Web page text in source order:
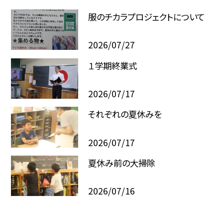
服のチカラプロジェクトについて
2026/07/27
１学期終業式
2026/07/17
それぞれの夏休みを
2026/07/17
夏休み前の大掃除
2026/07/16